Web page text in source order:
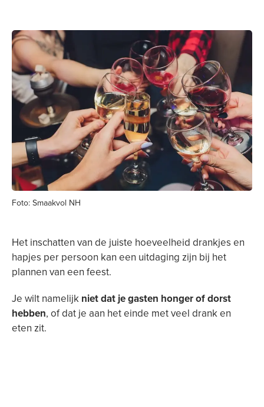
Foto: Smaakvol NH
Het inschatten van de juiste hoeveelheid drankjes en
hapjes per persoon kan een uitdaging zijn bij het
plannen van een feest.
Je wilt namelijk niet dat je gasten honger of dorst
hebben, of dat je aan het einde met veel drank en
eten zit.